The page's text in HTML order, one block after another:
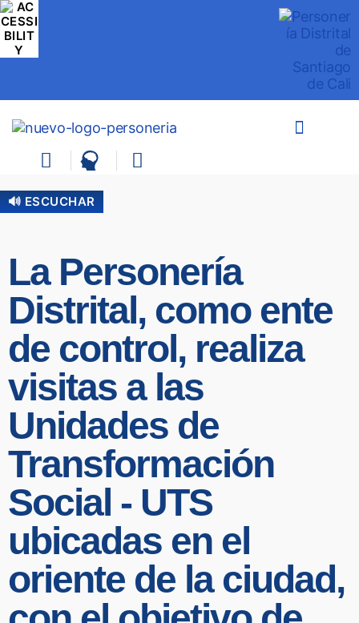
🔊 ESCUCHAR
La Personería
Distrital, como ente
de control, realiza
visitas a las
Unidades de
Transformación
Social - UTS
ubicadas en el
oriente de la ciudad,